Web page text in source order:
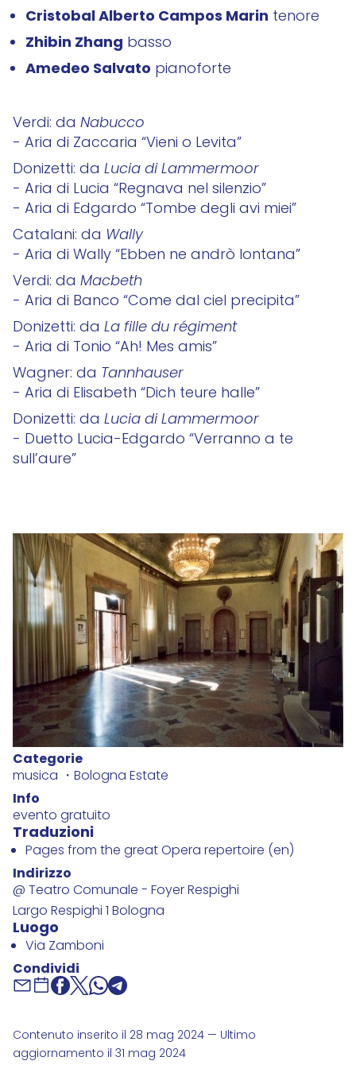
Cristobal Alberto Campos Marin tenore
Zhibin Zhang basso
Amedeo Salvato pianoforte
Verdi: da Nabucco
- Aria di Zaccaria “Vieni o Levita”
Donizetti: da Lucia di Lammermoor
- Aria di Lucia “Regnava nel silenzio”
- Aria di Edgardo “Tombe degli avi miei”
Catalani: da Wally
- Aria di Wally “Ebben ne andrò lontana”
Verdi: da Macbeth
- Aria di Banco “Come dal ciel precipita”
Donizetti: da La fille du régiment
- Aria di Tonio “Ah! Mes amis”
Wagner: da Tannhauser
- Aria di Elisabeth “Dich teure halle”
Donizetti: da Lucia di Lammermoor
- Duetto Lucia-Edgardo “Verranno a te
sull’aure”
Categorie
musica Bologna Estate
Info
evento gratuito
Traduzioni
Pages from the great Opera repertoire (en)
Indirizzo
@ Teatro Comunale - Foyer Respighi
Largo Respighi 1 Bologna
Luogo
Via Zamboni
Condividi
Contenuto inserito il 28 mag 2024 — Ultimo
aggiornamento il 31 mag 2024